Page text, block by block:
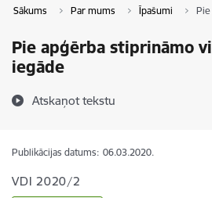
Sākums Par mums Īpašumi
Pie apģērba stiprināmo
iegāde
Atskaņot tekstu
Publikācijas datums: 06.03.2020.
VDI 2020/2